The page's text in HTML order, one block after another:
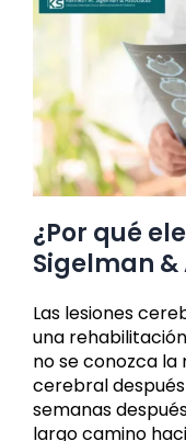
¿Por qué
Sigelman &
Las lesiones
una
no se conozca
cerebral
semanas
largo camino